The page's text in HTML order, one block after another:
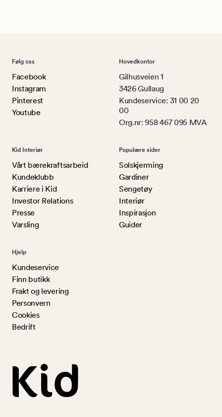
Følg oss
Facebook
Instagram
Pinterest
Youtube
Hovedkontor
Gilhusveien 1
3426 Gullaug
Kundeservice: 31 00 20
00
Org.nr: 958 467 095 MVA
Kid Interiør
Vårt bærekraftsarbeid
Kundeklubb
Karriere i Kid
Investor Relations
Presse
Varsling
Populære sider
Solskjerming
Gardiner
Sengetøy
Interiør
Inspirasjon
Guider
Hjelp
Kundeservice
Finn butikk
Frakt og levering
Personvern
Cookies
Bedrift